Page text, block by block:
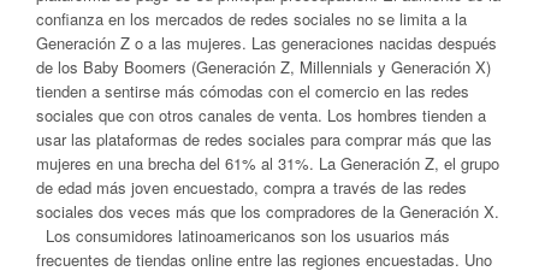
confianza en los mercados de redes sociales no se limita a la
Generación Z o a las mujeres. Las generaciones nacidas después
de los Baby Boomers (Generación Z, Millennials y Generación X)
tienden a sentirse más cómodas con el comercio en las redes
sociales que con otros canales de venta. Los hombres tienden a
usar las plataformas de redes sociales para comprar más que las
mujeres en una brecha del 61% al 31%. La Generación Z, el grupo
de edad más joven encuestado, compra a través de las redes
sociales dos veces más que los compradores de la Generación X.
Los consumidores latinoamericanos son los usuarios más
frecuentes de tiendas online entre las regiones encuestadas. Uno